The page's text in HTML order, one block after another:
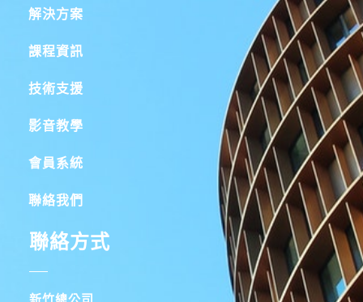
解決方案
課程資訊
技術支援
影音教學
會員系統
聯絡我們
聯絡方式